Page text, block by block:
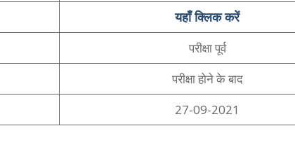
यहाँ क्लिक करें
परीक्षा पूर्व
परीक्षा होने के बाद
27-09-2021